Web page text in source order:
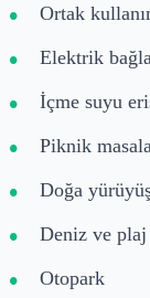
Ortak
Elektrik
İçme suyu
Piknik
Doğa
Deniz ve
Otopark